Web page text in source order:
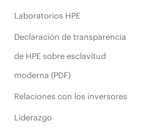
Laboratorios HPE
Declaración de transparencia
de HPE sobre esclavitud
moderna (PDF)
Relaciones con los inversores
Liderazgo